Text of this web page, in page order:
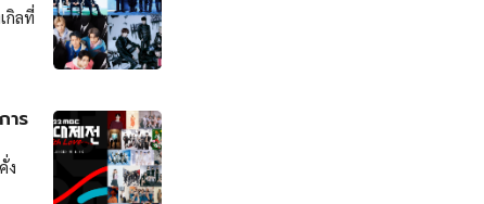
กิลที่
าร
ง